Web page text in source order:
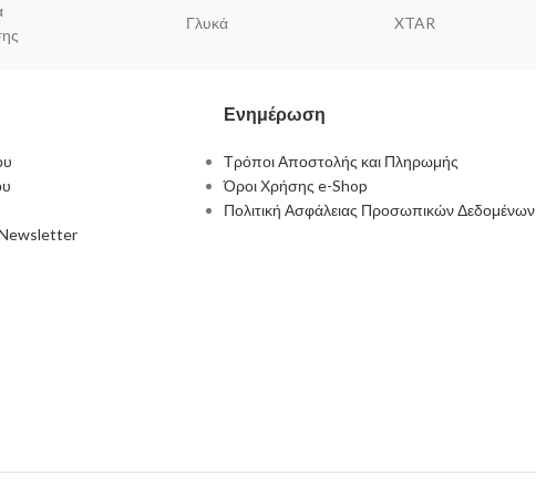
Γλυκά XTAR
Ενημέρωση
Τρόποι Αποστολής και Πληρωμής
Όροι Χρήσης e-Shop
Πολιτική Ασφάλειας Προσωπικών Δεδομένων